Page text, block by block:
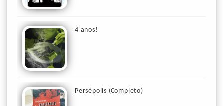
4 anos!
Persépolis (Completo)